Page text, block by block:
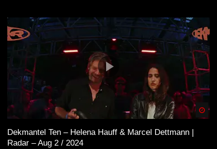
Dekmantel Ten – Helena Hauff & Marcel Dettmann |
Radar – Aug 2 / 2024